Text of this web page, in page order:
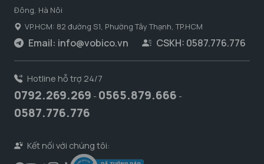
Đông, Hà Nôi
VP.HCM: 82 đường S1, Phường Tây Thạnh, TP.HCM
Email: info@vobico.vn CSKH: 0587.776.776
Hotline hỗ trợ 24/7
0792.269.269 - 0565.879.666 -
0587.776.776
Kết nối với chúng tôi: